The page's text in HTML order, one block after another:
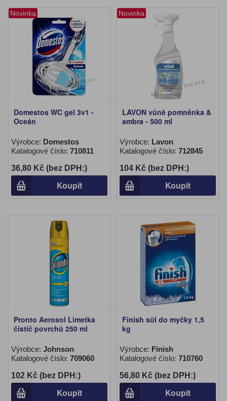
Novinka
Domestos WC gel 3v1 -
Oceán
Výrobce: Domestos
Katalogové číslo: 710811
36,80 Kč (bez DPH:)
Koupit
Novinka
LAVON vůně pomněnka &
ambra - 500 ml
Výrobce: Lavon
Katalogové číslo: 712845
104 Kč (bez DPH:)
Koupit
Pronto Aerosol Limetka
čistič povrchů 250 ml
Výrobce: Johnson
Katalogové číslo: 709060
102 Kč (bez DPH:)
Koupit
Finish sůl do myčky 1,5
kg
Výrobce: Finish
Katalogové číslo: 710760
56,80 Kč (bez DPH:)
Koupit